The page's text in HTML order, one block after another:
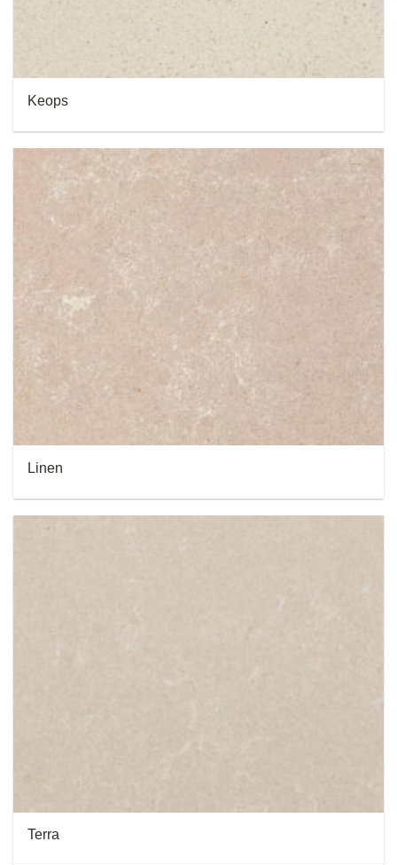
Keops
Linen
Terra